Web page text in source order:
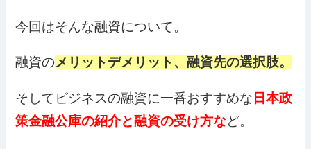
今回はそんな融資について。
融資のメリットデメリット、融資先の選択肢。
そしてビジネスの融資に一番おすすめな 日本政
策金融公庫の紹介と融資の受け方など。